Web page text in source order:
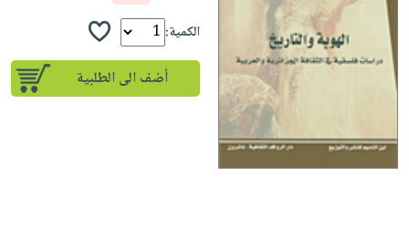
إختياراتنا
كتب
أكاديمية
English
iKitab
بلا
يتكرر
طرحها
أسئلة
طرحها
على
Android
المواضيع
الأكثر
وسائل
تعليمية
الصحة
جديد
الكمية:
أضف الى الطلبية